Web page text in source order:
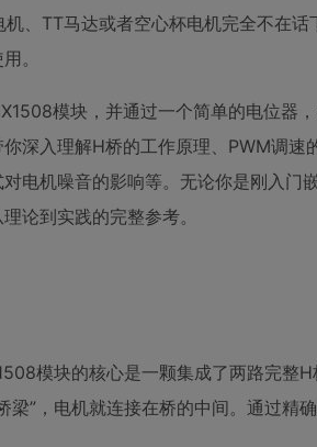
、TT马达或者空心杯电机完全不在
。
模块，并通过一个简单的电位器
深入理解H桥的工作原理、PWM调速
电机噪音的影响等。无论你是刚入门
论到实践的完整参考。
模块的核心是一颗集成了两路完整
”，电机就连接在桥的中间。通过精